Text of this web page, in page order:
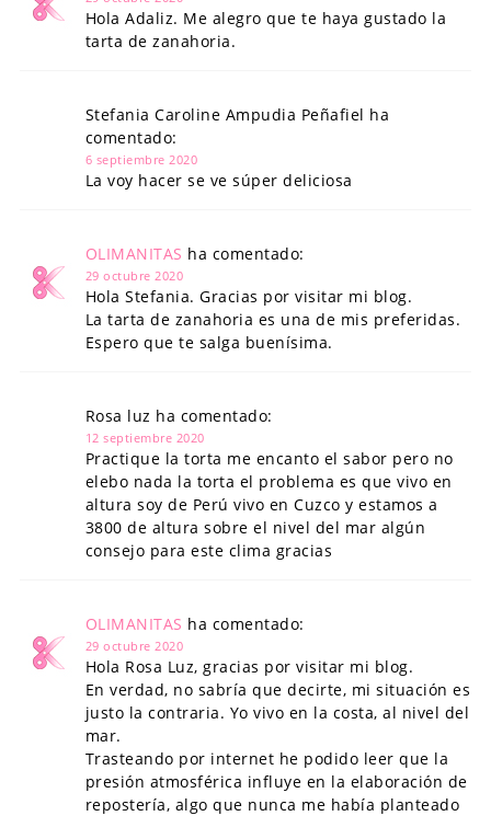
Hola Adaliz. Me alegro que te haya gustado la
tarta de zanahoria.
Stefania Caroline Ampudia Peñafiel ha
comentado:
6 septiembre 2020
La voy hacer se ve súper deliciosa
OLIMANITAS ha comentado:
29 octubre 2020
Hola Stefania. Gracias por visitar mi blog.
La tarta de zanahoria es una de mis preferidas.
Espero que te salga buenísima.
Rosa luz ha comentado:
12 septiembre 2020
Practique la torta me encanto el sabor pero no
elebo nada la torta el problema es que vivo en
altura soy de Perú vivo en Cuzco y estamos a
3800 de altura sobre el nivel del mar algún
consejo para este clima gracias
OLIMANITAS ha comentado:
29 octubre 2020
Hola Rosa Luz, gracias por visitar mi blog.
En verdad, no sabría que decirte, mi situación es
justo la contraria. Yo vivo en la costa, al nivel del
mar.
Trasteando por internet he podido leer que la
presión atmosférica influye en la elaboración de
repostería, algo que nunca me había planteado